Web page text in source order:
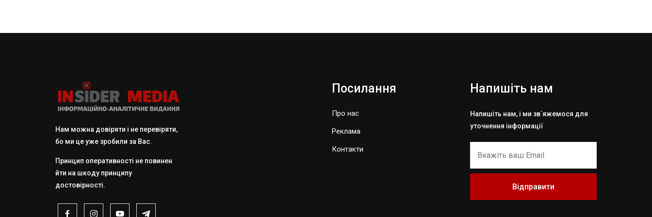
Нам можна довіряти і не перевіряти,
бо ми це уже зробили за Вас.
Принцип оперативності не повинен
йти на шкоду принципу
достовірності.
Посилання
Про нас
Реклама
Контакти
Напишіть нам
Напишіть нам, і ми зв`яжемося для
уточнення інформації
Відправити